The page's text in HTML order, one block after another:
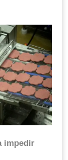
impedir